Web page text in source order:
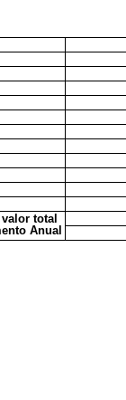
total
Anual